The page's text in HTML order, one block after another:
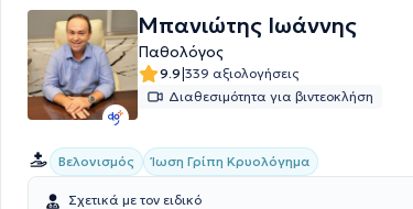
Μπανιώτης Ιωάννης
Παθολόγος
9.9|339 αξιολογήσεις
Διαθεσιμότητα για βιντεοκλήση
Βελονισμός Ίωση Γρίπη Κρυολόγημα
Σχετικά με τον ειδικό